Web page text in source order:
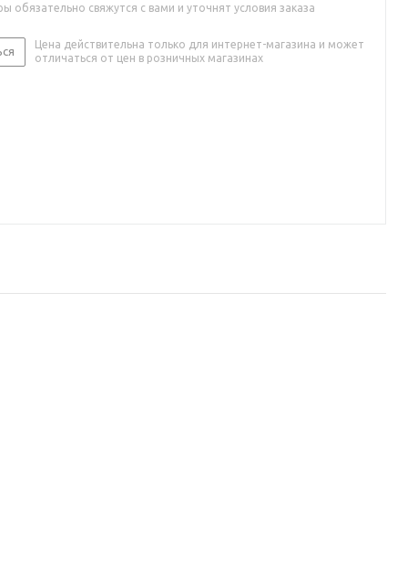
обязательно свяжутся с вами и уточнят условия заказа
Цена действительна только для интернет-магазина и может
отличаться от цен в розничных магазинах